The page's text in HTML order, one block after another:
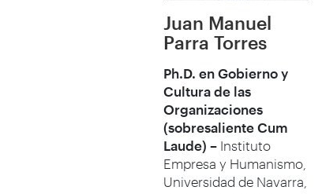
Juan Manuel
Parra Torres
Ph.D. en Gobierno y
Cultura de las
Organizaciones
(sobresaliente Cum
Laude) – Instituto
Empresa y Humanismo,
Universidad de Navarra,